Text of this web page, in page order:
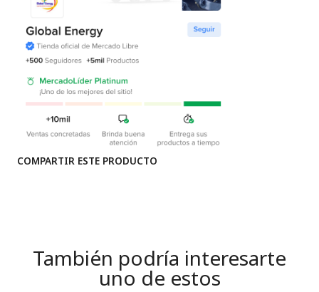
COMPARTIR ESTE PRODUCTO
También podría interesarte
uno de estos